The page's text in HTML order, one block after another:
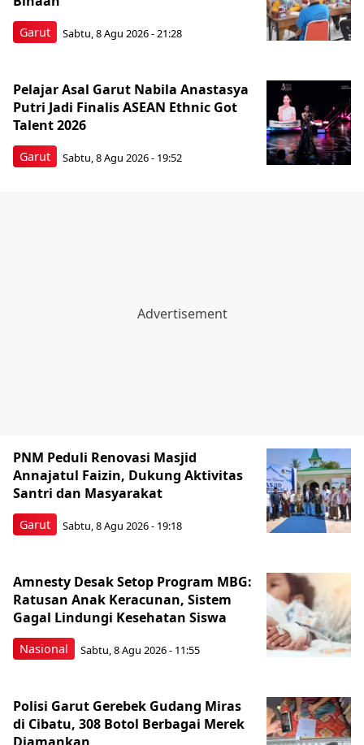
Garut Sabtu, 8 Agu 2026 - 21:28
Garut
Pelajar Asal Garut Nabila Anastasya
Putri Jadi Finalis ASEAN Ethnic Got
Talent 2026
Sabtu, 8 Agu 2026 - 19:52
Garut
PNM Peduli Renovasi Masjid
Annajatul Faizin, Dukung Aktivitas
Santri dan Masyarakat
Sabtu, 8 Agu 2026 - 19:18
Nasional
Amnesty Desak Setop Program MBG:
Ratusan Anak Keracunan, Sistem
Gagal Lindungi Kesehatan Siswa
Sabtu, 8 Agu 2026 - 11:55
Polisi Garut Gerebek Gudang Miras
di Cibatu, 308 Botol Berbagai Merek